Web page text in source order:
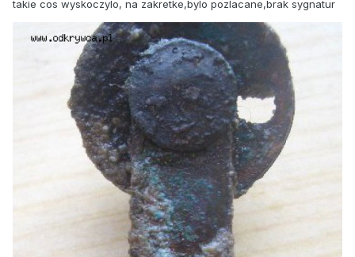
takie cos wyskoczylo, na zakretke,bylo pozlacane,brak sygnatur